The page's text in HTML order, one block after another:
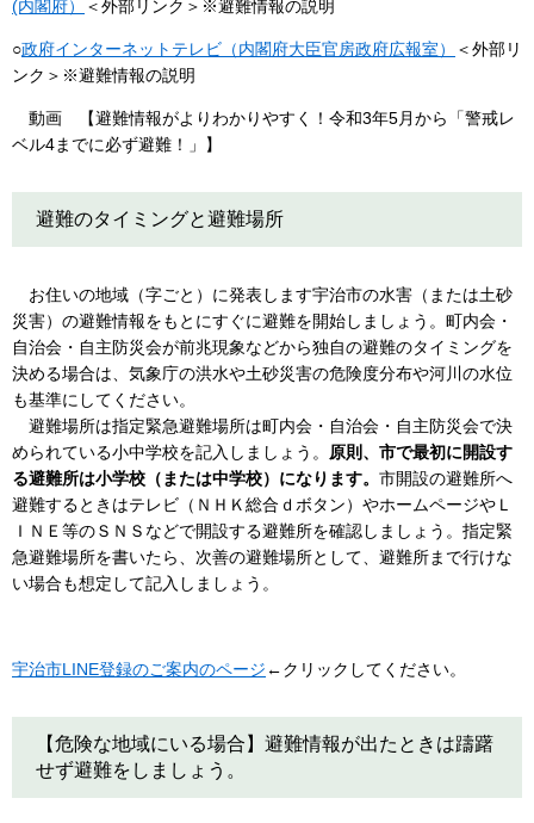
(内閣府） ＜外部リンク＞ ※避難情報の説明
○政府インターネットテレビ（内閣府大臣官房政府広報室）
＜外部リ
ンク＞ ※避難情報の説明
動画 【避難情報がよりわかりやすく！令和3年5月から「警戒レ
ベル4までに必ず避難！」】
避難のタイミングと避難場所
お住いの地域（字ごと）に発表します宇治市の水害（または土砂
災害）の避難情報をもとにすぐに避難を開始しましょう。町内会・
自治会・自主防災会が前兆現象などから独自の避難のタイミングを
決める場合は、気象庁の洪水や土砂災害の危険度分布や河川の水位
も基準にしてください。
避難場所は指定緊急避難場所は町内会・自治会・自主防災会で決
められている小中学校を記入しましょう。 原則、市で最初に開設す
る避難所は小学校（または中学校）になります。 市開設の避難所へ
避難するときはテレビ（ＮＨＫ総合ｄボタン）やホームページやＬ
ＩＮＥ等のＳＮＳなどで開設する避難所を確認しましょう。指定緊
急避難場所を書いたら、次善の避難場所として、避難所まで行けな
い場合も想定して記入しましょう。
宇治市LINE登録のご案内のページ ←クリックしてください。
【危険な地域にいる場合】避難情報が出たときは躊躇
せず避難をしましょう。